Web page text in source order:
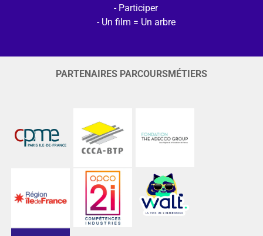
Participer
Un film = Un arbre
PARTENAIRES PARCOURSMÉTIERS